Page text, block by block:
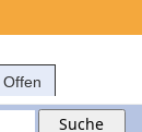
Offen